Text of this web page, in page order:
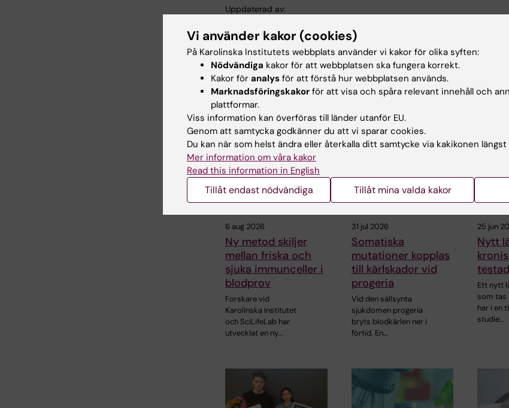
Uppdaterad av:
Dela
Relaterade artiklar
6 aug 2026
Ny metod skiljer
mellan friska och
sjuka immunceller i
blodprov
Forskare vid
Karolinska Institutet
och SciLifeLab har
utvecklat en ny…
31 jul 2026
Somatiska
mutationer kopplas
till kärlskador vid
progeria
Vid den sällsynta
sjukdomen progeria
bryts blodkärlen ner i
förtid. En…
25 jun
Nytt
Ett nytt
som
har i en
studie…
Vi använder kakor (cookies)
På Karolinska Institutets webbplats använder vi kakor för olika syften:
Nödvändiga kakor för att webbplatsen ska fungera korrekt.
Kakor för analys för att förstå hur webbplatsen används.
Marknadsföringskakor för att visa och spåra relevant innehåll och
plattformar.
Viss information kan överföras till länder utanför EU.
Genom att samtycka godkänner du att vi sparar cookies.
Du kan när som helst ändra eller återkalla ditt samtycke via kakikonen
Mer information om våra kakor
Read this information in English
Tillåt endast nödvändiga Tillåt mina valda kakor